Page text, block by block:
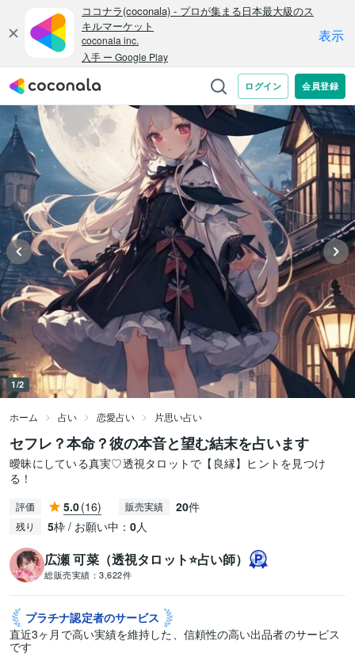
1/2
ホーム 占い 恋愛占い 片思い占い
セフレ？本命？彼の本音と望む結末を占います
曖昧にしている真実♡透視タロットで【良縁】ヒントを見つけ
る！
評価 5.0(16) 販売実績 20件
残り 5枠 / お願い中： 0人
広瀬 可菜（透視タロット⭐占い師）
総販売実績： 3,622件
プラチナ認定者のサービス
直近3ヶ月で高い実績を維持した、信頼性の高い出品者のサービス
です